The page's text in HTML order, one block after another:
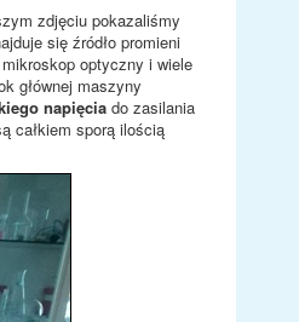
zdjęciu pokazaliśmy
się źródło promieni
optyczny i wiele
głównej maszyny
napięcia do zasilania
całkiem sporą ilością